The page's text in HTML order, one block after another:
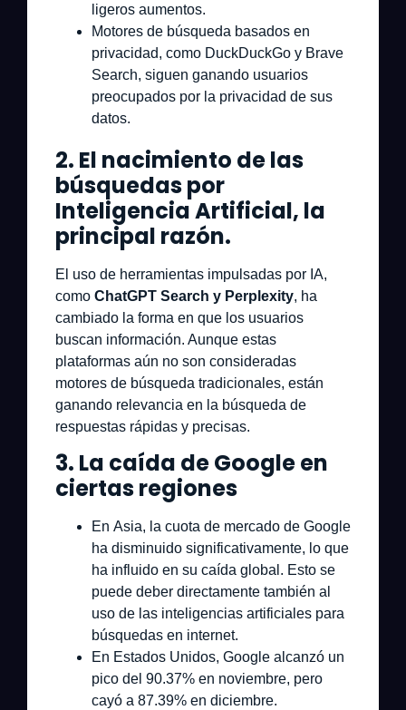
ligeros aumentos.
Motores de búsqueda basados en
privacidad, como DuckDuckGo y Brave
Search, siguen ganando usuarios
preocupados por la privacidad de sus
datos.
2. El nacimiento de las
búsquedas por
Inteligencia Artificial, la
principal razón.
El uso de herramientas impulsadas por IA,
como ChatGPT Search y Perplexity, ha
cambiado la forma en que los usuarios
buscan información. Aunque estas
plataformas aún no son consideradas
motores de búsqueda tradicionales, están
ganando relevancia en la búsqueda de
respuestas rápidas y precisas.
3. La caída de Google en
ciertas regiones
En Asia, la cuota de mercado de Google
ha disminuido significativamente, lo que
ha influido en su caída global. Esto se
puede deber directamente también al
uso de las inteligencias artificiales para
búsquedas en internet.
En Estados Unidos, Google alcanzó un
pico del 90.37% en noviembre, pero
cayó a 87.39% en diciembre.